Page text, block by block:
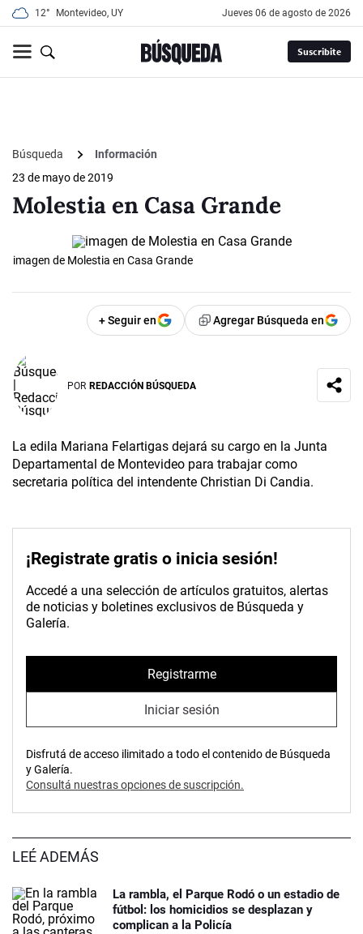
12° Montevideo, UY jueves 06 de agosto de 2026
Suscribite
Búsqueda
Información
23 de mayo de 2019
Molestia en Casa Grande
imagen de Molestia en Casa Grande
+ Seguir en Agregar Búsqueda en
POR REDACCIÓN BÚSQUEDA
La edila Mariana Felartigas dejará su cargo en la Junta
Departamental de Montevideo para trabajar como
secretaria política del intendente Christian Di Candia.
¡Registrate gratis o inicia sesión!
Accedé a una selección de artículos gratuitos, alertas
de noticias y boletines exclusivos de Búsqueda y
Galería.
Registrarme
Iniciar sesión
Disfrutá de acceso ilimitado a todo el contenido de Búsqueda
y Galería.
Consultá nuestras opciones de suscripción.
LEÉ ADEMÁS
La rambla, el Parque Rodó o un estadio de
fútbol: los homicidios se desplazan y
complican a la Policía